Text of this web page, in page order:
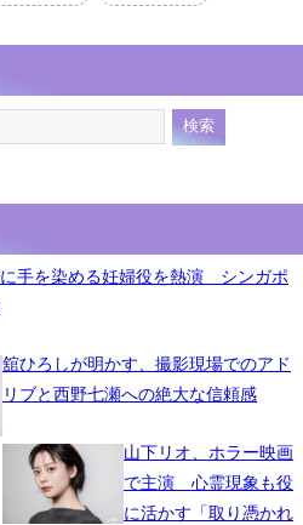
手を染める妊婦役を熱演 シンガポ
舘ひろしが明かす、撮影現場でのアド
リブと西野七瀬への絶大な信頼感
山下リオ、ホラー映画
で主演 心霊現象も役
に活かす「取り憑かれ